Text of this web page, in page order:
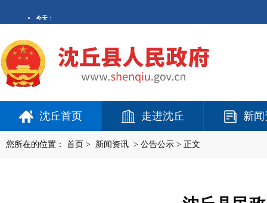
沈丘首页 走进沈丘 新
您所在的位置： 首页 > 新闻资讯 > 公告公示 > 正文